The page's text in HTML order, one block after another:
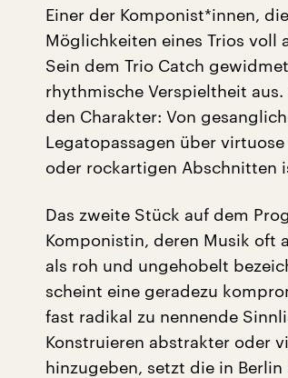
Einer der Komponist*innen,
Möglichkeiten eines Trios voll
Sein dem Trio Catch
rhythmische Verspieltheit
den Charakter: Von
Legatopassagen über
oder rockartigen Abschnitten
Das zweite Stück auf dem
Komponistin, deren Musik oft
als roh und ungehobelt
scheint eine geradezu
fast radikal zu nennende
Konstruieren abstrakter oder
hinzugeben, setzt die in